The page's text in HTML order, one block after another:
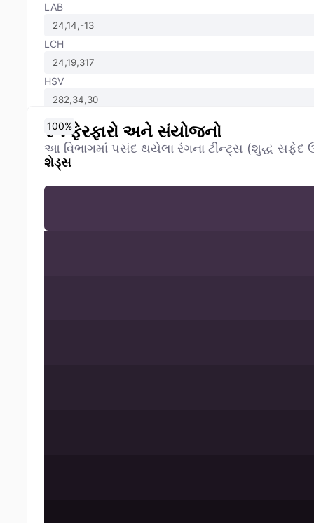
LAB
LCH
HSV
રંગ ફેરફારો અને સંયોજનો
આ વિભાગમાં પસંદ થયેલા રંગના ટીન્ટ્સ (શુદ્ધ સફેદ
શેડ્સ
0%
10%
20%
30%
40%
50%
60%
70%
80%
90%
100%